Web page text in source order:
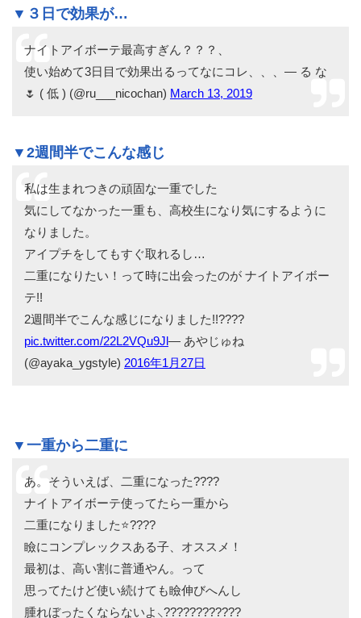
▼３日で効果が…
ナイトアイボーテ最高すぎん？？？、
使い始めて3日目で効果出るってなにコレ、、、— る な
🌷 ( 低 ) (@ru___nicochan) March 13, 2019
▼2週間半でこんな感じ
私は生まれつきの頑固な一重でした
気にしてなかった一重も、高校生になり気にするように
なりました。
アイプチをしてもすぐ取れるし…
二重になりたい！って時に出会ったのが ナイトアイボー
テ!!
2週間半でこんな感じになりました!!????
pic.twitter.com/22L2VQu9Jl— あやじゅね
(@ayaka_ygstyle) 2016年1月27日
▼一重から二重に
あ。そういえば、二重になった????
ナイトアイボーテ使ってたら一重から
二重になりました⭐????
瞼にコンプレックスある子、オススメ！
最初は、高い割に普通やん。って
思ってたけど使い続けても瞼伸びへんし
腫れぼったくならないよ⸜????????????